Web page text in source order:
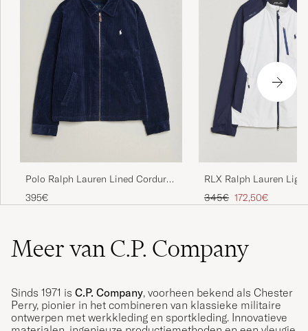
Polo Ralph Lauren Lined Corduroy
Windbreaker Newport Navy
395€
RLX Ralph Lauren
Jacket Ceramic White/
Navy
Reguliere prijs
345€ Verlaagd prijs
172,50€
Meer van C.P. Company
Sinds 1971 is C.P. Company, voorheen bekend als Chester
Perry, pionier in het combineren van klassieke militaire
ontwerpen met werkkleding en sportkleding. Innovatieve